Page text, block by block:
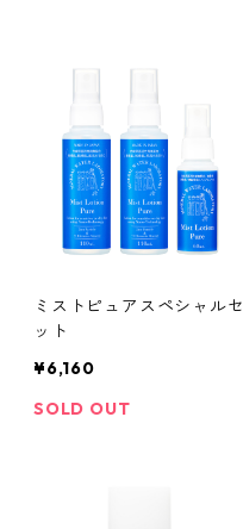
ミストピュアスペシャルセ
ット
¥6,160
SOLD OUT